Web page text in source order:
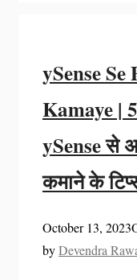
ySense Se
Kamaye |
ySense से
कमाने के
October 13, 2023
byDevendra